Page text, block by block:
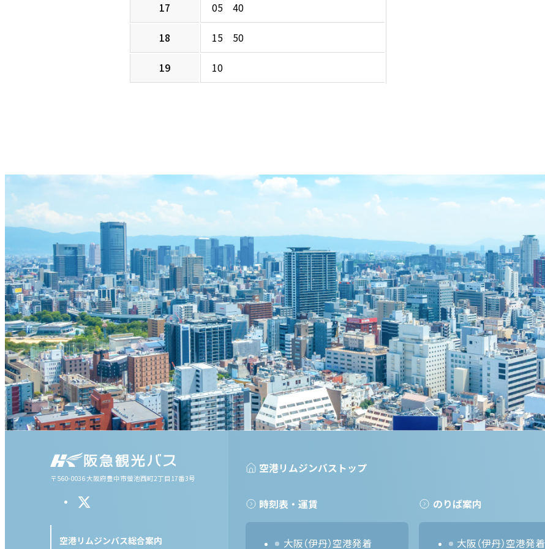
17 05 40
18 15 50
19 10
〒560-0036 大阪府豊中市螢池西町2丁目17番3号
空港リムジンバス総合案内
空港リムジンバストップ
時刻表・運賃
大阪（伊丹）空港発着
のりば案内
大阪（伊丹）空港発着